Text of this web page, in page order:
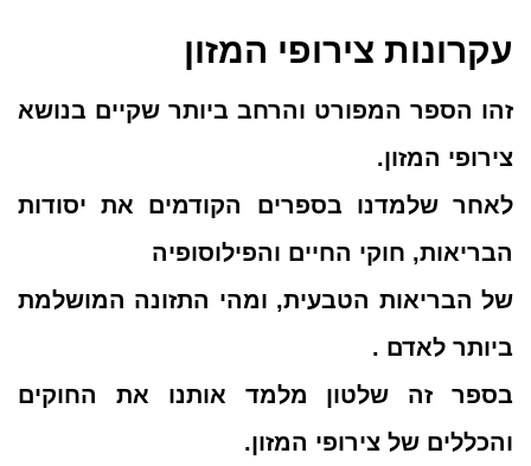
עקרונות צירופי המזון
זהו הספר המפורט והרחב ביותר שקיים בנושא
צירופי המזון.
לאחר שלמדנו בספרים הקודמים את יסודות
הבריאות, חוקי החיים והפילוסופיה
של הבריאות הטבעית, ומהי התזונה המושלמת
ביותר לאדם .
בספר זה שלטון מלמד אותנו את החוקים
והכללים של צירופי המזון.